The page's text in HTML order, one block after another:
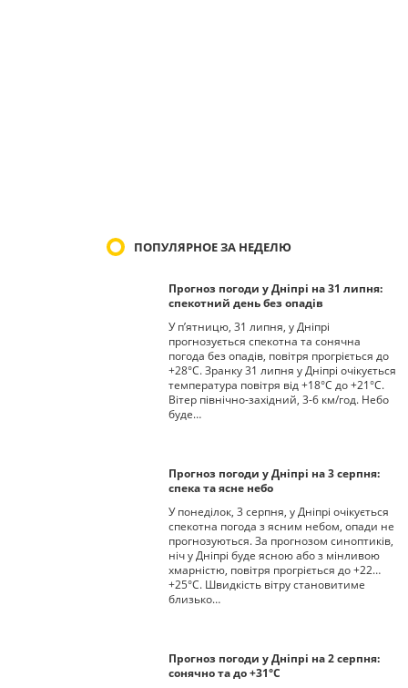
ПОПУЛЯРНОЕ ЗА НЕДЕЛЮ
Прогноз погоди у Дніпрі на 31 липня:
спекотний день без опадів
У п’ятницю, 31 липня, у Дніпрі
прогнозується спекотна та сонячна
погода без опадів, повітря прогріється до
+28°С. Зранку 31 липня у Дніпрі очікується
температура повітря від +18°С до +21°С.
Вітер північно-західний, 3-6 км/год. Небо
буде…
Прогноз погоди у Дніпрі на 3 серпня:
спека та ясне небо
У понеділок, 3 серпня, у Дніпрі очікується
спекотна погода з ясним небом, опади не
прогнозуються. За прогнозом синоптиків,
ніч у Дніпрі буде ясною або з мінливою
хмарністю, повітря прогріється до +22…
+25°С. Швидкість вітру становитиме
близько…
Прогноз погоди у Дніпрі на 2 серпня:
сонячно та до +31°С